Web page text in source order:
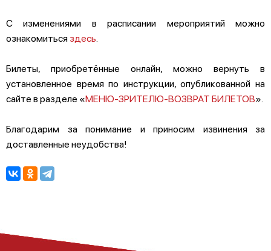
С изменениями в расписании мероприятий можно
ознакомитьсяздесь
Билеты, приобретённые онлайн, можно вернуть в
установленное время по инструкции, опубликованной на
сайте в разделе «МЕНЮ-ЗРИТЕЛЮ-ВОЗВРАТ БИЛЕТОВ».
Благодарим за понимание и приносим извинения за
доставленные неудобства!